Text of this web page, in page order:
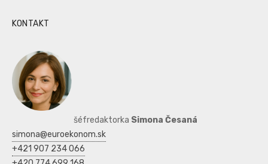
KONTAKT
šéfredaktorka Simona Česaná
simona@euroekonom.sk
+421 907 234 066